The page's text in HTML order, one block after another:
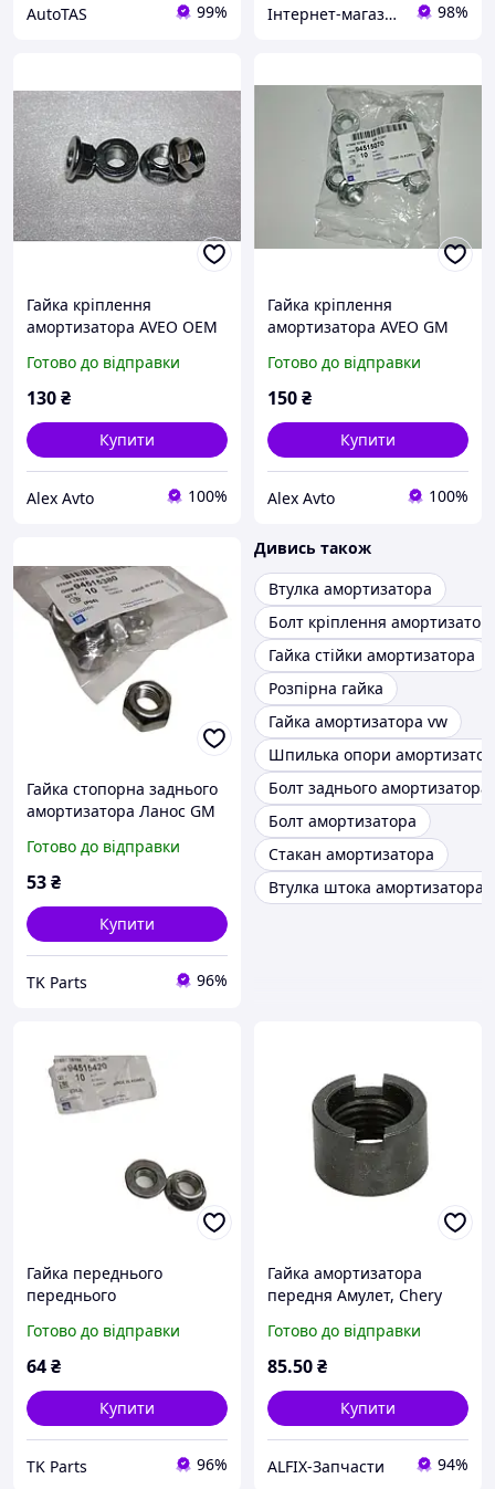
AutoTAS 99% Інтернет-магазин "Запчастини до авто і не тільки" 98%
Гайка кріплення
амортизатора AVEO OEM
Готово до відправки
130₴
Купити
Alex Avto 100%
Гайка кріплення
амортизатора AVEO GM
Готово до відправки
150₴
Купити
Alex Avto 100%
Гайка стопорна заднього
амортизатора Ланос GM
Готово до відправки
53₴
Купити
TK Parts 96%
Дивись також
Втулка амортизатора
Болт кріплення
Гайка стійки амортизатора
Розпірна гайка
Гайка амортизатора vw
Шпилька опори
Болт заднього амортизатора
Болт амортизатора
Стакан амортизатора
Втулка штока амортизатора
Гайка переднього
переднього
Лачетті GM (94515420)
Готово до відправки
64₴
Купити
TK Parts 96%
Гайка амортизатора
передня Амулет, Chery
A11-2901041
Готово до відправки
85.50₴
Купити
ALFIX-Запчасти 94%